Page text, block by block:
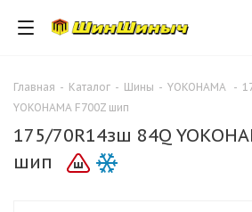
Главная - Каталог - Шины - YOKOHAMA -
YOKOHAMA F700Z шип
175/70R14зш 84Q
шип